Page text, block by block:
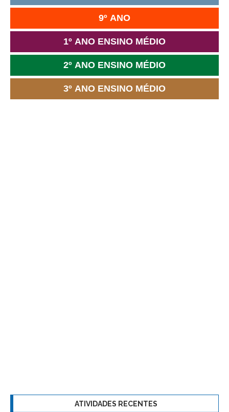
9º ANO
1º ANO ENSINO MÉDIO
2º ANO ENSINO MÉDIO
3º ANO ENSINO MÉDIO
ATIVIDADES RECENTES